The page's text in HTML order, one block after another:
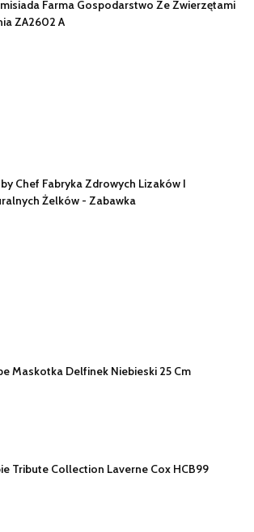
Farma Gospodarstwo Ze Zwierzętami
ZA2602 A
Chef Fabryka Zdrowych Lizaków I
Żelków - Zabawka
Maskotka Delfinek Niebieski 25 Cm
Tribute Collection Laverne Cox HCB99